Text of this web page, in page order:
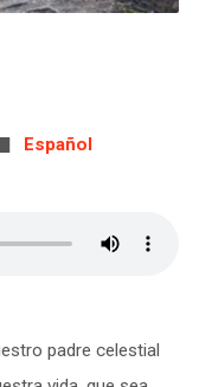
Español
padre celestial